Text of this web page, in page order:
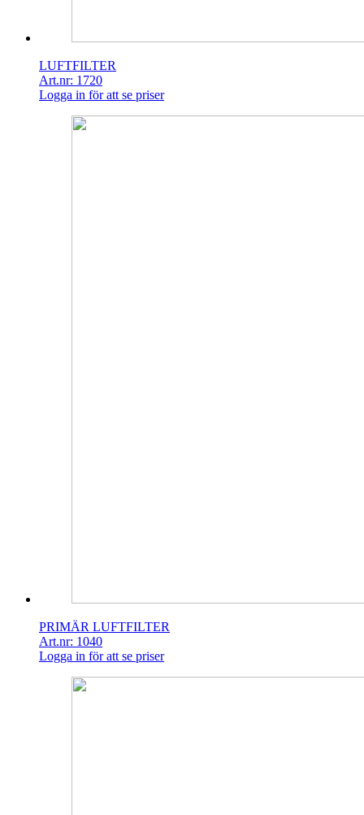
LUFTFILTER
Art.nr: 1720
Logga in för att se priser
PRIMÄR LUFTFILTER
Art.nr: 1040
Logga in för att se priser